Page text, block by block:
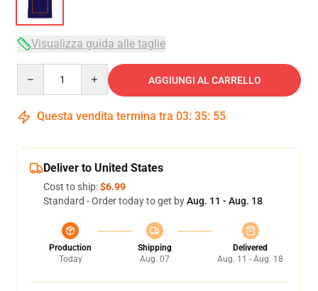
Visualizza guida alle taglie
AGGIUNGI AL CARRELLO
Questa vendita termina tra 03: 35: 54
Deliver to United States
Cost to ship:$6.99
Standard - Order today to get byAug. 11 - Aug. 18
Production
Today
Shipping
Aug. 07
Delivered
Aug. 11 - Aug. 18